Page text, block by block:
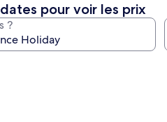
pour voir les prix
?